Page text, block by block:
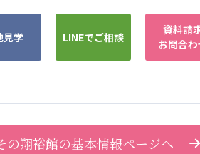
見学 LINEでご相談
資料請
お問合
の翔裕館の基本情報ページへ